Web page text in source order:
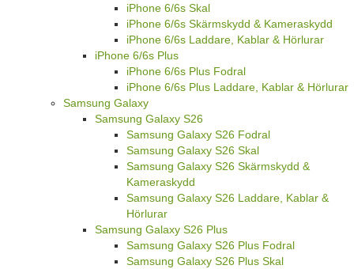
iPhone 6/6s Skal
iPhone 6/6s Skärmskydd & Kameraskydd
iPhone 6/6s Laddare, Kablar & Hörlurar
iPhone 6/6s Plus
iPhone 6/6s Plus Fodral
iPhone 6/6s Plus Laddare, Kablar & Hörlurar
Samsung Galaxy
Samsung Galaxy S26
Samsung Galaxy S26 Fodral
Samsung Galaxy S26 Skal
Samsung Galaxy S26 Skärmskydd &
Kameraskydd
Samsung Galaxy S26 Laddare, Kablar &
Hörlurar
Samsung Galaxy S26 Plus
Samsung Galaxy S26 Plus Fodral
Samsung Galaxy S26 Plus Skal